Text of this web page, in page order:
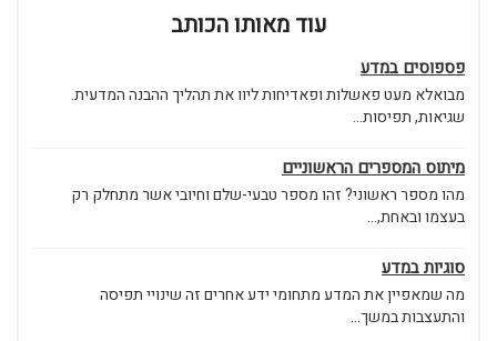
עוד מאותו הכותב
פספוסים במדע
מבואלא מעט פאשלות ופאדיחות ליוו את תהליך ההבנה המדעית.
שגיאות, תפיסות...
מיתוס המספרים הראשוניים
מהו מספר ראשוני? זהו מספר טבעי-שלם וחיובי אשר מתחלק רק
בעצמו ובאחת,...
סוגיות במדע
מה שמאפיין את המדע מתחומי ידע אחרים זה שינויי תפיסה
והתעצבות במשך...